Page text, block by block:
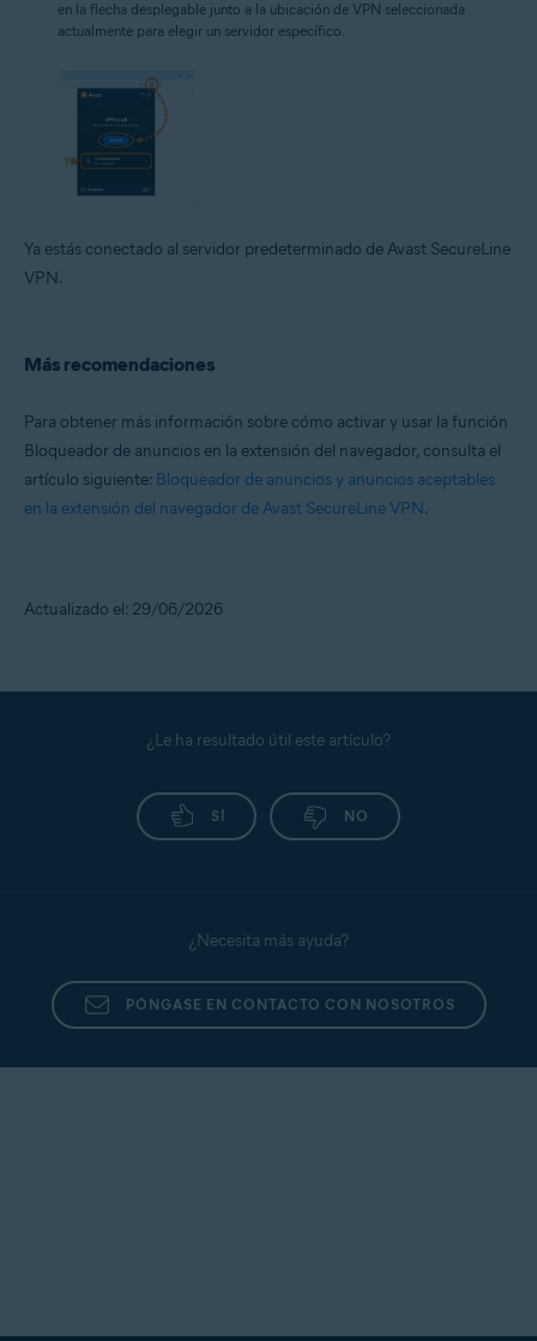
en la flecha desplegable junto a la ubicación de VPN seleccionada
actualmente para elegir un servidor específico.
Ya estás conectado al servidor predeterminado de Avast SecureLine
VPN.
Más recomendaciones
Para obtener más información sobre cómo activar y usar la función
Bloqueador de anuncios en la extensión del navegador, consulta el
artículo siguiente: Bloqueador de anuncios y anuncios aceptables
en la extensión del navegador de Avast SecureLine VPN.
Actualizado el: 29/06/2026
¿Le ha resultado útil este artículo?
SÍ NO
¿Necesita más ayuda?
PÓNGASE EN CONTACTO CON NOSOTROS